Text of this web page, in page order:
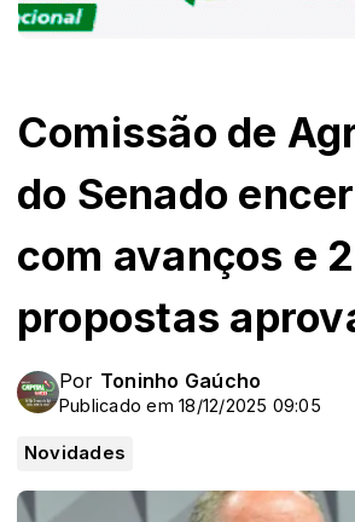
Comissão de
do Senado
com avanços e
propostas
Por Toninho Gaúcho
Publicado em 18/12/2025 09:05
Novidades